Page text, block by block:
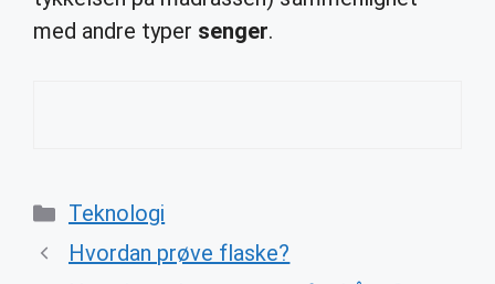
med andre typer senger.
Categories
Teknologi
Hvordan prøve flaske?